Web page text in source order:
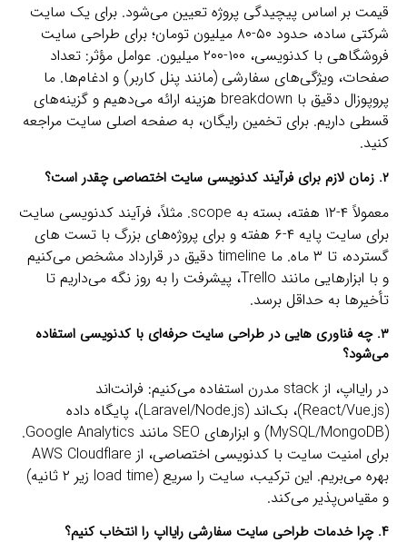
قیمت بر اساس پیچیدگی پروژه تعیین می‌شود. برای یک سایت
شرکتی ساده، حدود ۵۰-۸۰ میلیون تومان؛ برای طراحی سایت
فروشگاهی با کدنویسی، ۱۰۰-۲۰۰ میلیون. عوامل مؤثر: تعداد
صفحات، ویژگی‌های سفارشی (مانند پنل کاربر) و ادغام‌ها. ما
پروپوزال دقیق با breakdown هزینه ارائه می‌دهیم و گزینه‌های
قسطی داریم. برای تخمین رایگان، به صفحه اصلی سایت مراجعه
کنید.
۲. زمان لازم برای فرآیند کدنویسی سایت اختصاصی چقدر است؟
معمولاً ۴-۱۲ هفته، بسته به scope. مثلاً، فرآیند کدنویسی سایت
برای سایت پایه ۴-۶ هفته و برای پروژه‌های بزرگ با تست‌ های
گسترده، تا ۳ ماه. ما timeline دقیق در قرارداد مشخص می‌کنیم
و با ابزارهایی مانند Trello، پیشرفت را به‌ روز نگه می‌داریم تا
تأخیرها به حداقل برسد.
۳. چه فناوری‌ هایی در طراحی سایت حرفه‌ای با کدنویسی استفاده
می‌شود؟
در رایااپ، از stack مدرن استفاده می‌کنیم: فرانت‌اند
(React/Vue.js)، بک‌اند (Laravel/Node.js)، پایگاه داده
(MySQL/MongoDB) و ابزارهای SEO مانند Google Analytics.
برای امنیت سایت با کدنویسی اختصاصی، از AWS Cloudflare
بهره می‌بریم. این ترکیب، سایت را سریع (load time زیر ۲ ثانیه)
و مقیاس‌پذیر می‌کند.
۴. چرا خدمات طراحی سایت سفارشی رایااپ را انتخاب کنیم؟